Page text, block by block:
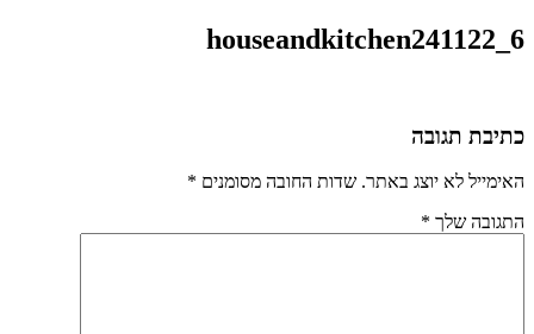
houseandkitchen241122_6
כתיבת תגובה
האימייל לא יוצג באתר. שדות החובה מסומנים *
התגובה שלך *